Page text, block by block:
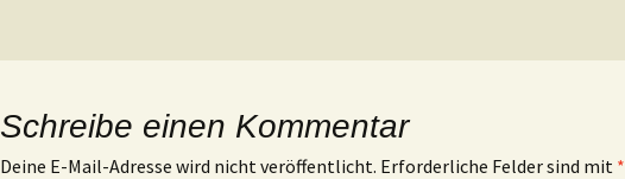
Schreibe einen Kommentar
Deine E-Mail-Adresse wird nicht veröffentlicht. Erforderliche Felder sind mit *